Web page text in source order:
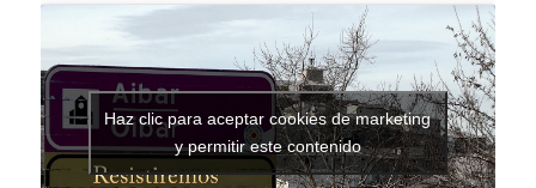
Haz clic para aceptar cookies de marketing
y permitir este contenido